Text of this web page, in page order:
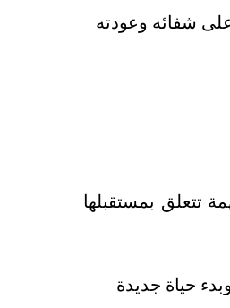
شفائه وعودته
تتعلق بمستقبلها
حياة جديدة